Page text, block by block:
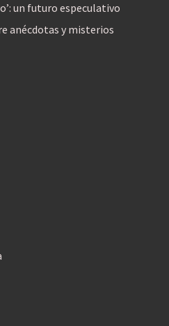
un futuro especulativo
anécdotas y misterios